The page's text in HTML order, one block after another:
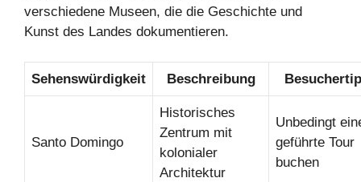
verschiedene Museen, die die Geschichte und
Kunst des Landes dokumentieren.
Sehenswürdigkeit Beschreibung
Santo Domingo
Historisches
Zentrum mit
kolonialer
Architektur
Unbedingt
geführte Tour
buchen